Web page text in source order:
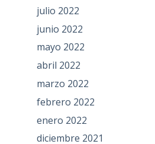
julio 2022
junio 2022
mayo 2022
abril 2022
marzo 2022
febrero 2022
enero 2022
diciembre 2021